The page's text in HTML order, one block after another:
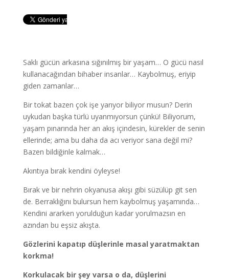
Saklı gücün arkasına sığınılmış bir yaşam… O gücü nasıl
kullanacağından bihaber insanlar… Kaybolmuş, eriyip
giden zamanlar…
Bir tokat bazen çok işe yarıyor biliyor musun? Derin
uykudan başka türlü uyanmıyorsun çünkü! Biliyorum,
yaşam pınarında her an akış içindesin, kürekler de senin
ellerinde; ama bu daha da acı veriyor sana değil mi?
Bazen bildiğinle kalmak…
Akıntıya bırak kendini öyleyse!
Bırak ve bir nehrin okyanusa akışı gibi süzülüp git sen
de. Berraklığını bulursun hem kaybolmuş yaşamında…
Kendini ararken yorulduğun kadar yorulmazsın en
azından bu eşsiz akışta.
Gözlerini kapatıp düşlerinle masal yaratmaktan
korkma!
Korkulacak bir şey varsa o da, düşlerini